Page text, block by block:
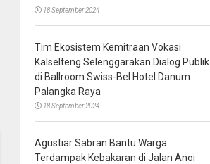
18 September 2024
Tim Ekosistem Kemitraan Vokasi
Kalselteng Selenggarakan Dialog Publik
di Ballroom Swiss-Bel Hotel Danum
Palangka Raya
18 September 2024
Agustiar Sabran Bantu Warga
Terdampak Kebakaran di Jalan Anoi